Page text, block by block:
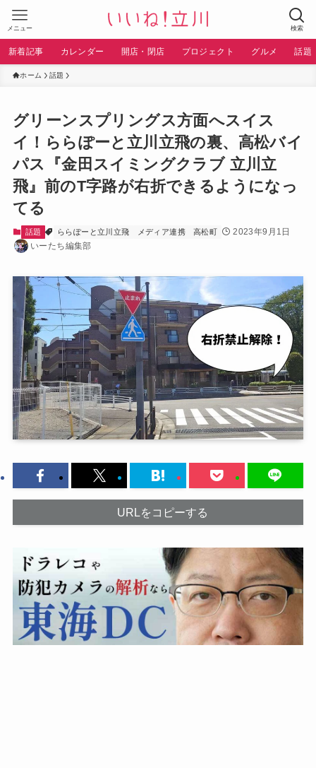
検索
メニュー
新着記事 カレンダー 開店・閉店 プロジェクト グルメ 話題
ホーム 話題
グリーンスプリングス方面へスイス
イ！ららぽーと立川立飛の裏、高松バイ
パス『金田スイミングクラブ 立川立
飛』前のT字路が右折できるようになっ
てる
話題 ららぽーと立川立飛 メディア連携 高松町
2023年9月1日
いーたち編集部
URLをコピーする